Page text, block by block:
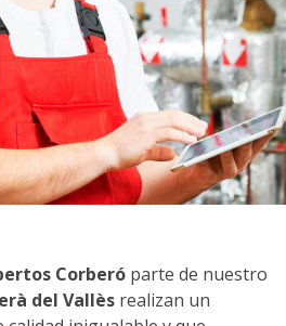
Corberó
del Vallès
inigualable y que
clientes satisfechos.